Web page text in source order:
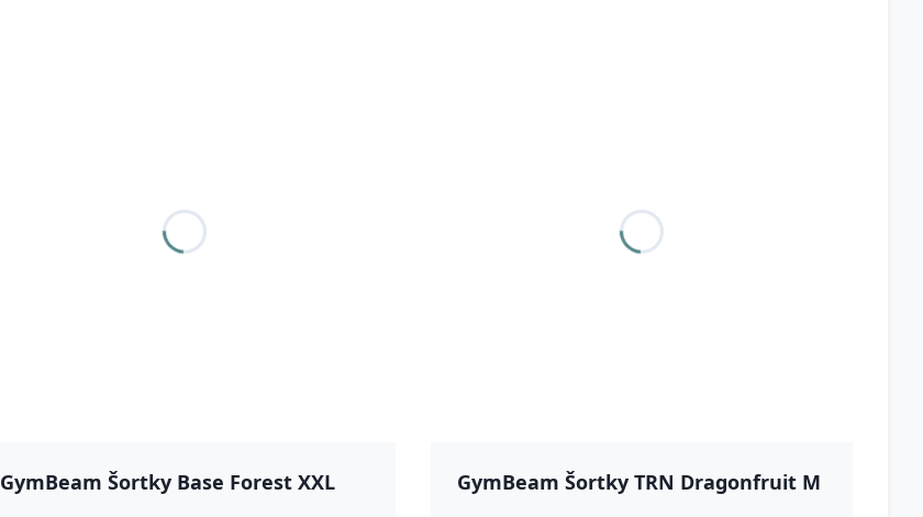
GymBeam Šortky Base Forest XXL GymBeam Šortky TRN Dragonfruit M